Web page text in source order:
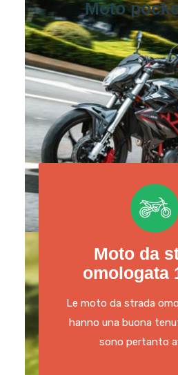
Moto
Moto da
omologata
Le moto da strada
hanno una buona
sono pertanto